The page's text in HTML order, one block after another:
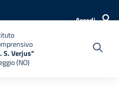
Accedi
S. Verjus"
(NO)